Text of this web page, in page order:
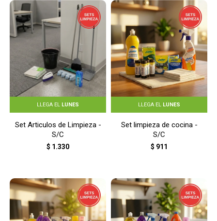
LLEGA EL LUNES
Set Articulos de Limpieza -
S/C
$ 1.330
LLEGA EL LUNES
Set limpieza de cocina -
S/C
$ 911